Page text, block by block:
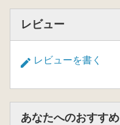
レビュー
レビューを書く
あなたへのおすすめ